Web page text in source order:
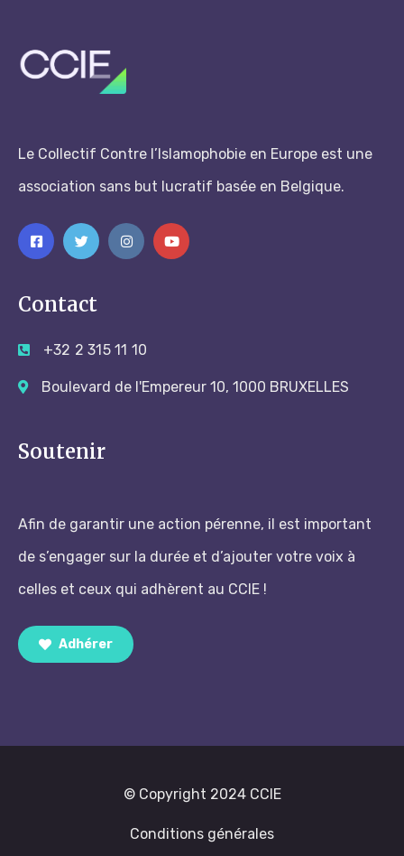
Le Collectif Contre l’Islamophobie en Europe est une
association sans but lucratif basée en Belgique.
Contact
+32 2 315 11 10
Boulevard de l'Empereur 10, 1000 BRUXELLES
Soutenir
Afin de garantir une action pérenne, il est important
de s’engager sur la durée et d’ajouter votre voix à
celles et ceux qui adhèrent au CCIE !
Adhérer
© Copyright 2024 CCIE
Conditions générales